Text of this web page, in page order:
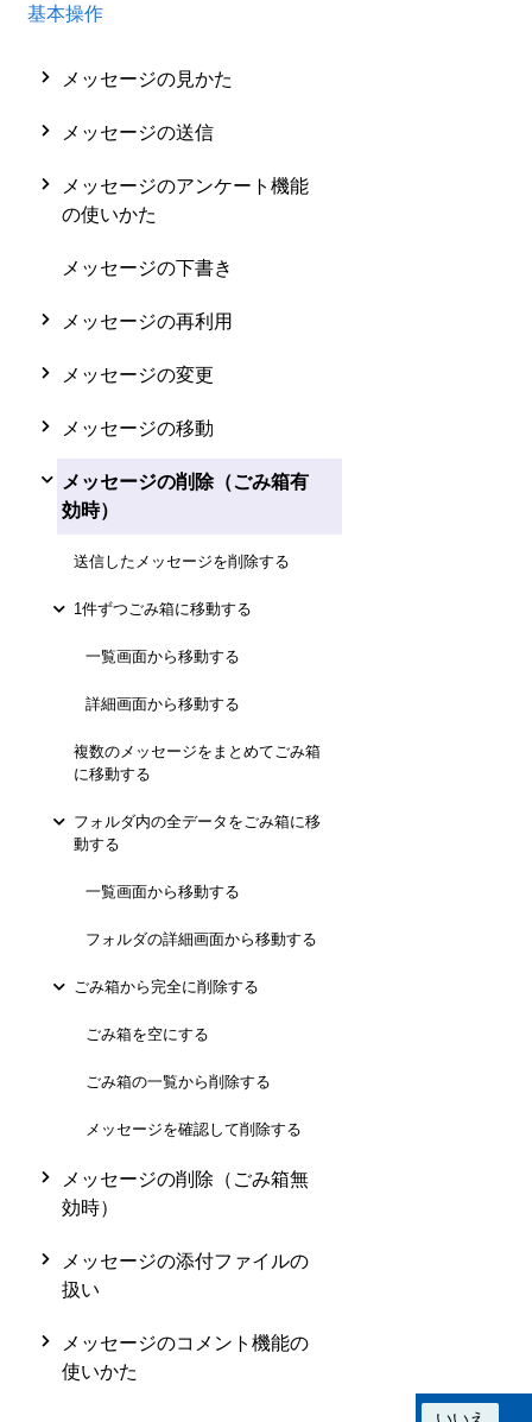
基本操作
メッセージの見かた
メッセージの送信
メッセージのアンケート機能
の使いかた
メッセージの下書き
メッセージの再利用
メッセージの変更
メッセージの移動
メッセージの削除（ごみ箱有
効時）
送信したメッセージを削除する
1件ずつごみ箱に移動する
一覧画面から移動する
詳細画面から移動する
複数のメッセージをまとめてごみ箱
に移動する
フォルダ内の全データをごみ箱に移
動する
一覧画面から移動する
フォルダの詳細画面から移動する
ごみ箱から完全に削除する
ごみ箱を空にする
ごみ箱の一覧から削除する
メッセージを確認して削除する
メッセージの削除（ごみ箱無
効時）
メッセージの添付ファイルの
扱い
メッセージのコメント機能の
使いかた